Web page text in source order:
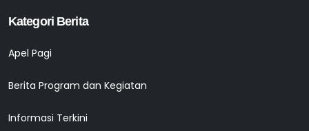
Kategori Berita
Apel Pagi
Berita Program dan Kegiatan
Informasi Terkini